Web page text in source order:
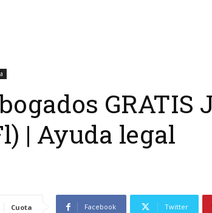
GRATIS
| Ayuda legal
Cuota Facebook Twitter